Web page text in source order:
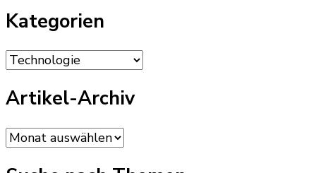
Kategorien
Kategorien
Artikel-Archiv
Artikel-
Archiv